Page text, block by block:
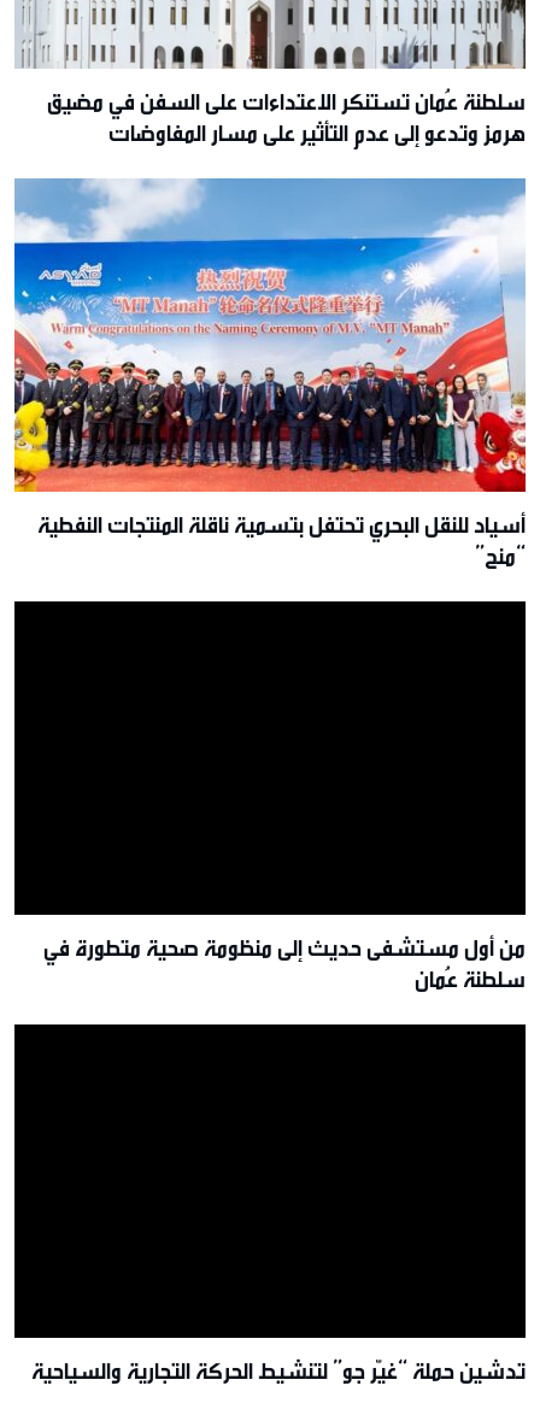
سلطنة عُمان تستنكر الاعتداءات على السفن في مضيق
هرمز وتدعو إلى عدم التأثير على مسار المفاوضات
أسياد للنقل البحري تحتفل بتسمية ناقلة المنتجات النفطية
“منح”
من أول مستشفى حديث إلى منظومة صحية متطورة في
سلطنة عُمان
تدشين حملة “غيّر جو” لتنشيط الحركة التجارية والسياحية